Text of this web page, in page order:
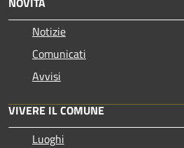
Notizie
Comunicati
Avvisi
VIVERE IL COMUNE
Luoghi